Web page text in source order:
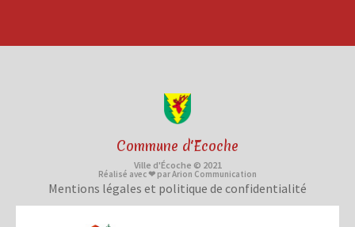
Commune d'Ecoche
Ville d'Écoche © 2021
Réalisé avec ❤ par Arion Communication
Mentions légales et politique de confidentialité